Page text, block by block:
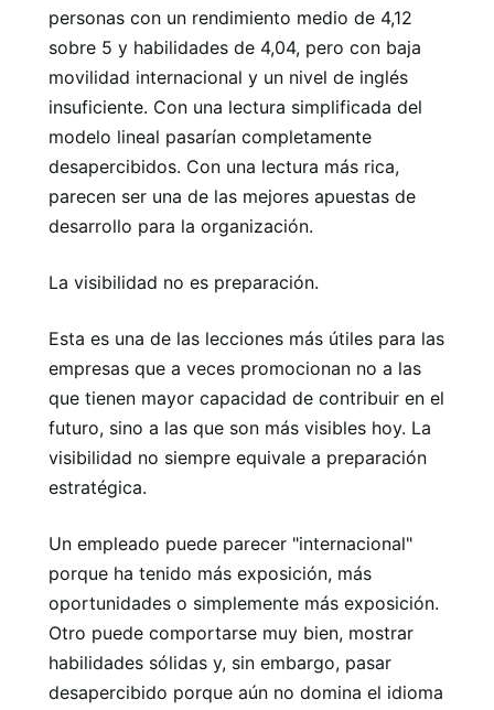
personas con un rendimiento medio de 4,12
sobre 5 y habilidades de 4,04, pero con baja
movilidad internacional y un nivel de inglés
insuficiente. Con una lectura simplificada del
modelo lineal pasarían completamente
desapercibidos. Con una lectura más rica,
parecen ser una de las mejores apuestas de
desarrollo para la organización.
La visibilidad no es preparación.
Esta es una de las lecciones más útiles para las
empresas que a veces promocionan no a las
que tienen mayor capacidad de contribuir en el
futuro, sino a las que son más visibles hoy. La
visibilidad no siempre equivale a preparación
estratégica.
Un empleado puede parecer "internacional"
porque ha tenido más exposición, más
oportunidades o simplemente más exposición.
Otro puede comportarse muy bien, mostrar
habilidades sólidas y, sin embargo, pasar
desapercibido porque aún no domina el idioma